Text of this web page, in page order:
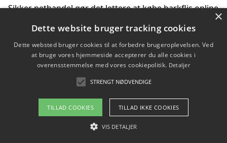
Sikker nethandel gør det lettere at købe barkflis online
Ting du bør vide før du vælger webbureau i Aarhus
Copyright 2026 - Pilanto Aps
Om / kontakt
Blog Betingelser
×
Dette website bruger tracking cookies
Dette websted bruger cookies til at forbedre brugeroplevelsen. Ved
at bruge vores hjemmeside accepterer du alle cookies i
overensstemmelse med vores cookiepolitik. Detaljer
STRENGT NØDVENDIGE
TILLAD COOKIES TILLAD IKKE COOKIES
VIS DETALJER